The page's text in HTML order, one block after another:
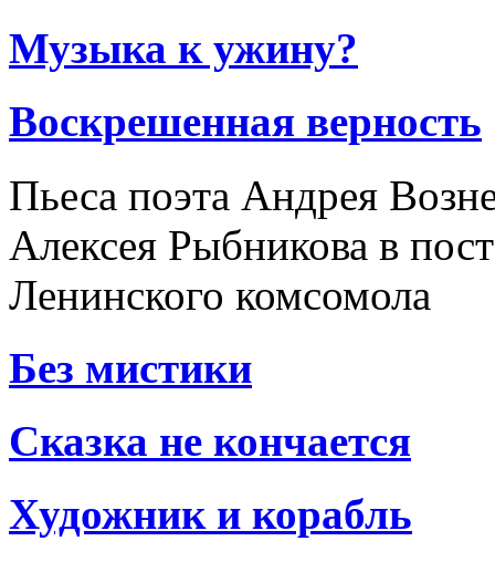
Музыка к ужину?
Воскрешенная верность
Пьеса поэта Андрея
Алексея Рыбникова в
Ленинского комсомола
Без мистики
Сказка не кончается
Художник и корабль